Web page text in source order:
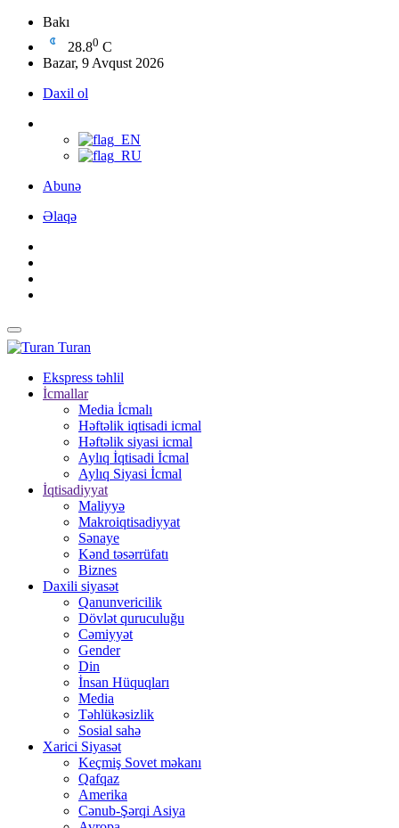
Bakı
28.80 C
Bazar, 9 Avqust 2026
Daxil ol
Abunə
Əlaqə
Turan
Ekspress təhlil
İcmallar
Media İcmalı
Həftəlik iqtisadi icmal
Həftəlik siyasi icmal
Aylıq İqtisadi İcmal
Aylıq Siyasi İcmal
İqtisadiyyat
Maliyyə
Makroiqtisadiyyat
Sənaye
Kənd təsərrüfatı
Biznes
Daxili siyasət
Qanunvericilik
Dövlət quruculuğu
Cəmiyyət
Gender
Din
İnsan Hüquqları
Media
Təhlükəsizlik
Sosial sahə
Xarici Siyasət
Keçmiş Sovet məkanı
Qafqaz
Amerika
Cənub-Şərqi Asiya